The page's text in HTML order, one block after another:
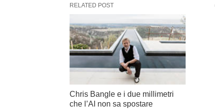
RELATED POST
Chris Bangle e i due millimetri
che l’AI non sa spostare